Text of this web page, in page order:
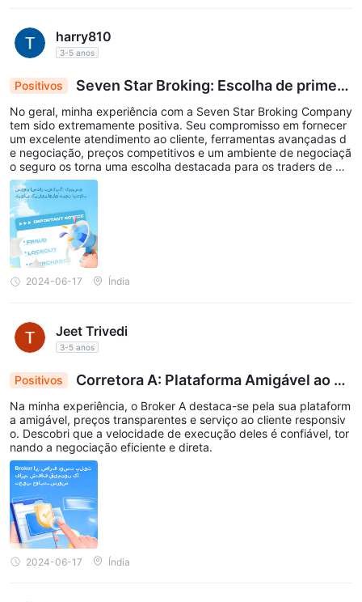
harry810
3-5 anos
Positivos
Seven Star Broking: Escolha de primeir
a classe para Traders de Moeda
No geral, minha experiência com a Seven Star Broking Company
tem sido extremamente positiva. Seu compromisso em fornecer
um excelente atendimento ao cliente, ferramentas avançadas d
e negociação, preços competitivos e um ambiente de negociaçã
o seguro os torna uma escolha destacada para os traders de mo
eda. Se você é um iniciante procurando começar sua jornada de
negociação ou um trader experiente em busca de um corretor c
onfiável, a Seven Star Broking é uma excelente escolha. Eu os re
comendo muito para qualquer pessoa interessada em negociaçã
o de moeda.
2024-06-17 Índia
Jeet Trivedi
3-5 anos
Positivos
Corretora A: Plataforma Amigável ao Us
uário, Preços Transparentes, Serviço Responsiv
o
Na minha experiência, o Broker A destaca-se pela sua plataform
a amigável, preços transparentes e serviço ao cliente responsiv
o. Descobri que a velocidade de execução deles é confiável, tor
nando a negociação eficiente e direta.
2024-06-17 Índia